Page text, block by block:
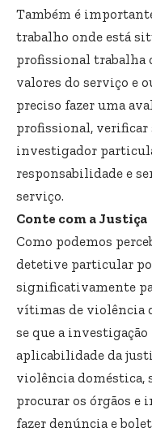
Também é
trabalho onde está
profissional trabalha
valores do serviço e
preciso fazer uma
profissional, verificar
investigador
responsabilidade e
serviço.
Conte com a Justiça
Como podemos
detetive particular
significativamente
vítimas de violência
se que a
aplicabilidade da
violência doméstica,
procurar os órgãos e
fazer denúncia e